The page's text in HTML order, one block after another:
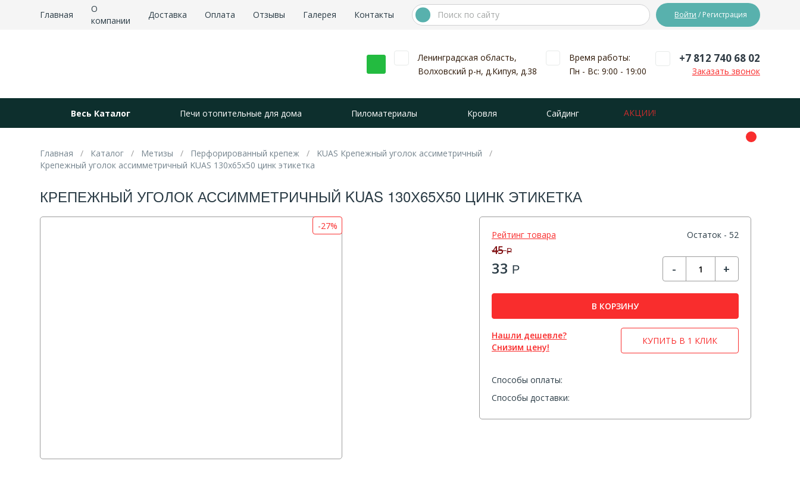
Главная
О
компании
Доставка Оплата Отзывы Галерея Контакты Войти / Регистрация
Ленинградская область,
Волховский р-н, д.Кипуя, д.38
Время работы:
Пн - Вс: 9:00 - 19:00
+7 812 740 68 02
Заказать звонок
Весь Каталог Печи отопительные для дома Пиломатериалы Кровля Сайдинг АКЦИИ!
Главная Каталог Метизы Перфорированный крепеж
KUAS Крепежный уголок ассиметричный
Крепежный уголок ассимметричный KUAS 130х65х50 цинк этикетка
КРЕПЕЖНЫЙ УГОЛОК АССИММЕТРИЧНЫЙ KUAS 130Х65Х50 ЦИНК ЭТИКЕТКА
-27%
Рейтинг товара Остаток - 52
45Р
33 Р - +
В КОРЗИНУ
Нашли дешевле?
Снизим цену!
КУПИТЬ В 1 КЛИК
Способы оплаты:
Способы доставки: